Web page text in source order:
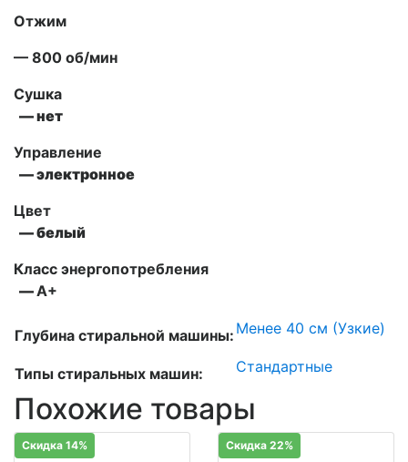
Отжим
— 800 об/мин
Сушка
— нет
Управление
— электронное
Цвет
— белый
Класс энергопотребления
—А+
Глубина стиральной машины: Менее 40 см (Узкие)
Типы стиральных машин: Стандартные
Похожие товары
Скидка 14% Скидка 22%